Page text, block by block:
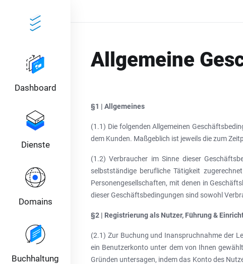
Dashboard
Dienste
Domains
Buchhaltung
Allgemeine
§1 | Allgemeines
(1.1) Die folgenden Allgemeinen
dem Kunden. Maßgeblich ist jeweils die zum
(1.2) Verbraucher im Sinne dieser
selbstständige berufliche Tätigkeit
Personengesellschaften, mit denen in
dieser Geschäftsbedingungen sind sowohl
§2 | Registrierung als Nutzer, Führung &
(2.1) Zur Buchung und Inanspruchnahme der
ein Benutzerkonto unter dem von Ihnen
Gründen untersagen, indem das Konto des